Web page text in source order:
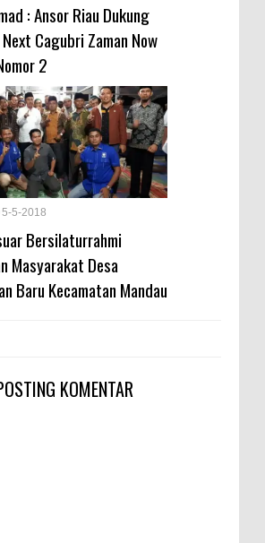
: Ansor Riau Dukung
Cagubri Zaman Now
2
5-5-2018
Bersilaturrahmi
Masyarakat Desa
Baru Kecamatan Mandau
KOMENTAR